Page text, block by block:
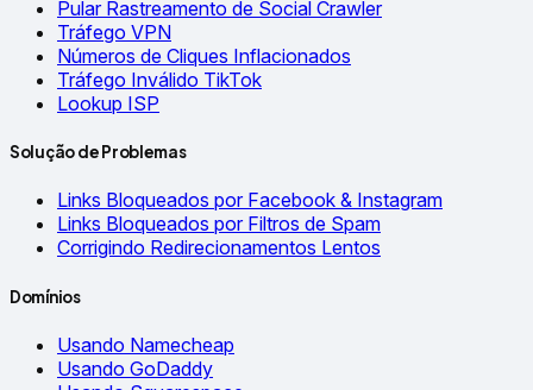
Pular Rastreamento de Social Crawler
Tráfego VPN
Números de Cliques Inflacionados
Tráfego Inválido TikTok
Lookup ISP
Solução de Problemas
Links Bloqueados por Facebook & Instagram
Links Bloqueados por Filtros de Spam
Corrigindo Redirecionamentos Lentos
Domínios
Usando Namecheap
Usando GoDaddy